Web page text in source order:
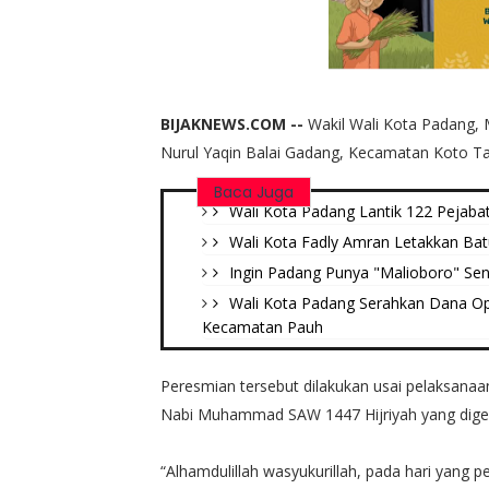
BIJAKNEWS.COM -- Wakil Wali Kota
Nurul Yaqin Balai Gadang, Kecamatan Koto
Baca Juga
Wali Kota Padang Lantik 122
Wali Kota Fadly Amran Letakkan
Ingin Padang Punya "Malioboro"
Wali Kota Padang Serahkan Dana
Kecamatan Pauh
Peresmian tersebut dilakukan usai
Nabi Muhammad SAW 1447 Hijriyah yang
“Alhamdulillah wasyukurillah, pada hari yang